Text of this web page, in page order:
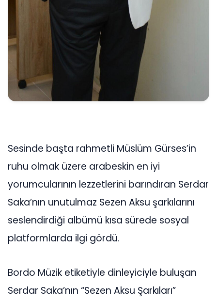
Sesinde başta rahmetli Müslüm Gürses’in
ruhu olmak üzere arabeskin en iyi
yorumcularının lezzetlerini barındıran Serdar
Saka’nın unutulmaz Sezen Aksu şarkılarını
seslendirdiği albümü kısa sürede sosyal
platformlarda ilgi gördü.
Bordo Müzik etiketiyle dinleyiciyle buluşan
Serdar Saka’nın “Sezen Aksu Şarkıları”